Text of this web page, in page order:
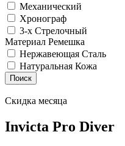
Механический
Хронограф
3-х Стрелочный
Материал Ремешка
Нержавеющая Сталь
Натуральная Кожа
Поиск
Скидка месяца
Invicta Pro Diver